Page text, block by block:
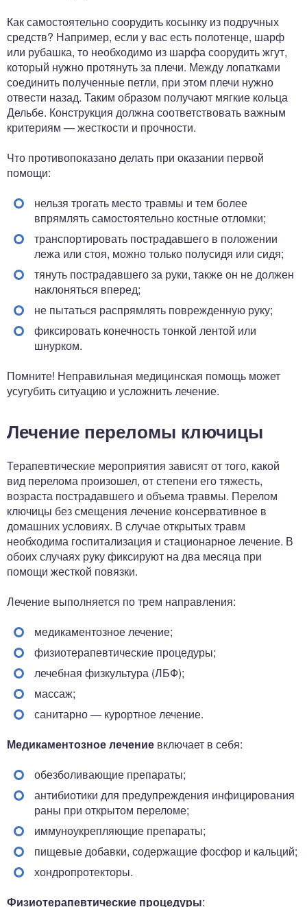
Как самостоятельно соорудить косынку из подручных
средств? Например, если у вас есть полотенце, шарф
или рубашка, то необходимо из шарфа соорудить жгут,
который нужно протянуть за плечи. Между лопатками
соединить полученные петли, при этом плечи нужно
отвести назад. Таким образом получают мягкие кольца
Дельбе. Конструкция должна соответствовать важным
критериям — жесткости и прочности.
Что противопоказано делать при оказании первой
помощи:
нельзя трогать место травмы и тем более
впрямлять самостоятельно костные отломки;
транспортировать пострадавшего в положении
лежа или стоя, можно только полусидя или сидя;
тянуть пострадавшего за руки, также он не должен
наклоняться вперед;
не пытаться распрямлять поврежденную руку;
фиксировать конечность тонкой лентой или
шнурком.
Помните! Неправильная медицинская помощь может
усугубить ситуацию и усложнить лечение.
Лечение переломы ключицы
Терапевтические мероприятия зависят от того, какой
вид перелома произошел, от степени его тяжесть,
возраста пострадавшего и объема травмы. Перелом
ключицы без смещения лечение консервативное в
домашних условиях. В случае открытых травм
необходима госпитализация и стационарное лечение. В
обоих случаях руку фиксируют на два месяца при
помощи жесткой повязки.
Лечение выполняется по трем направления:
медикаментозное лечение;
физиотерапевтические процедуры;
лечебная физкультура (ЛБФ);
массаж;
санитарно — курортное лечение.
Медикаментозное лечение включает в себя:
обезболивающие препараты;
антибиотики для предупреждения инфицирования
раны при открытом переломе;
иммуноукрепляющие препараты;
пищевые добавки, содержащие фосфор и кальций;
хондропротекторы.
Физиотерапевтические процедуры: